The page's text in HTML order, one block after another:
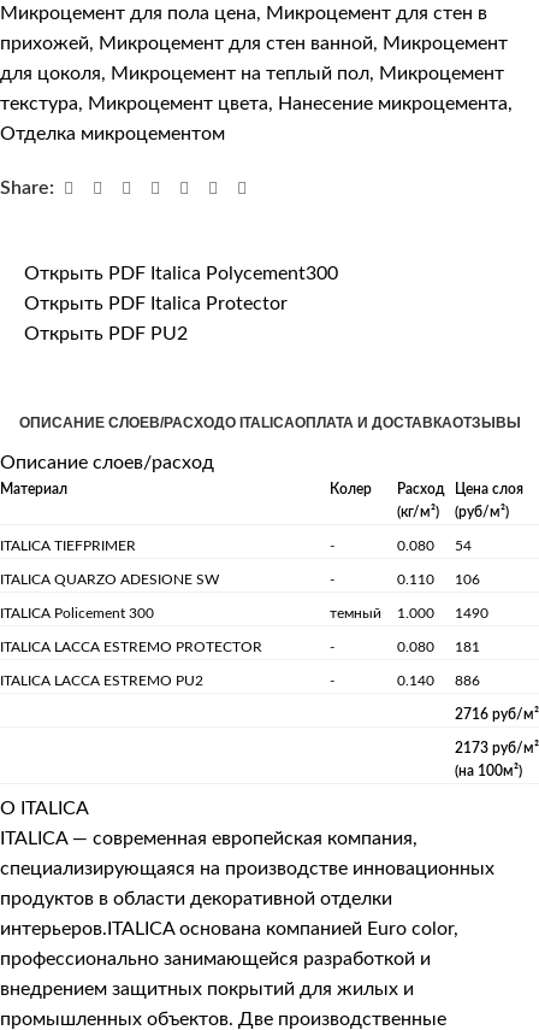
Микроцемент для пола цена, Микроцемент для стен в
прихожей, Микроцемент для стен ванной, Микроцемент
для цоколя, Микроцемент на теплый пол, Микроцемент
текстура, Микроцемент цвета, Нанесение микроцемента,
Отделка микроцементом
Share:
Открыть PDF Italica Polycement300
Открыть PDF Italica Protector
Открыть PDF PU2
ОПИСАНИЕ СЛОЕВ/РАСХОДО ITALICAОПЛАТА И ДОСТАВКАОТЗЫВЫ
Описание слоев/расход
Материал Колер
Расход
(кг/м²)
Цена слоя
(руб/м²)
ITALICA TIEFPRIMER - 0.080 54
ITALICA QUARZO ADESIONE SW - 0.110 106
ITALICA Policement 300 темный 1.000 1490
ITALICA LACCA ESTREMO PROTECTOR - 0.080 181
ITALICA LACCA ESTREMO PU2 - 0.140 886
2716 руб/м²
2173 руб/м²
(на 100м²)
О ITALICA
ITALICA — современная европейская компания,
специализирующаяся на производстве инновационных
продуктов в области декоративной отделки
интерьеров.ITALICA основана компанией Euro color,
профессионально занимающейся разработкой и
внедрением защитных покрытий для жилых и
промышленных объектов. Две производственные